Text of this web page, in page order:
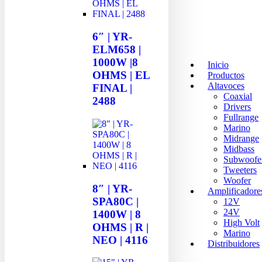
6″ | YR-
ELM658 |
1000W |8
OHMS | EL
FINAL |
2488
8″ | YR-
SPA80C |
1400W | 8
OHMS | R |
NEO | 4116
Inicio
Productos
Altavoces
Coaxial
Drivers
Fullrange
Marino
Midrange
Midbass
Tweeters
Woofer
12V
24V
High Volt
Marino
Distribuidores